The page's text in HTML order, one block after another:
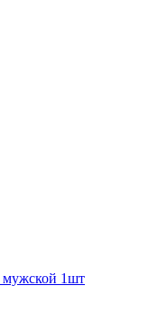
1шт